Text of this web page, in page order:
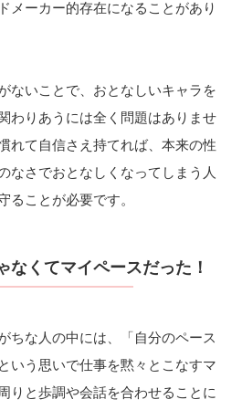
メーカー的存在になることがあり
ないことで、おとなしいキャラを
わりあうには全く問題はありませ
れて自信さえ持てれば、本来の性
なさでおとなしくなってしまう人
ることが必要です。
なくてマイペースだった！
ちな人の中には、「自分のペース
いう思いで仕事を黙々とこなすマ
りと歩調や会話を合わせることに